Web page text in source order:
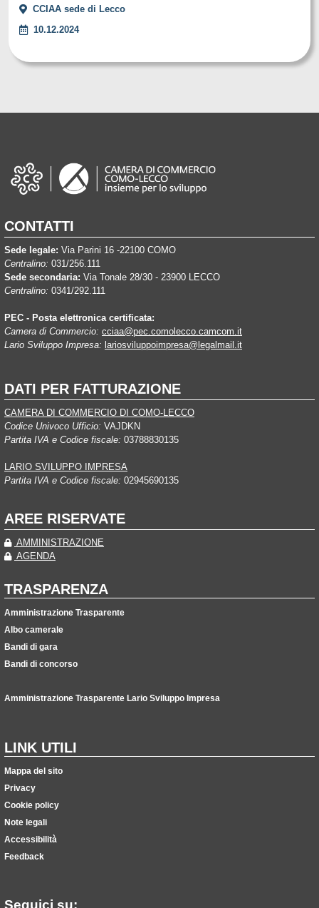
CCIAA sede di Lecco
10.12.2024
CONTATTI
Sede legale: Via Parini 16 -22100 COMO
Centralino: 031/256.111
Sede secondaria: Via Tonale 28/30 - 23900 LECCO
Centralino: 0341/292.111
PEC - Posta elettronica certificata:
Camera di Commercio: cciaa@pec.comolecco.camcom.it
Lario Sviluppo Impresa: lariosviluppoimpresa@legalmail.it
DATI PER FATTURAZIONE
CAMERA DI COMMERCIO DI COMO-LECCO
Codice Univoco Ufficio: VAJDKN
Partita IVA e Codice fiscale: 03788830135
LARIO SVILUPPO IMPRESA
Partita IVA e Codice fiscale: 02945690135
AREE RISERVATE
AMMINISTRAZIONE
AGENDA
TRASPARENZA
Amministrazione Trasparente
Albo camerale
Bandi di gara
Bandi di concorso
Amministrazione Trasparente Lario Sviluppo Impresa
LINK UTILI
Mappa del sito
Privacy
Cookie policy
Note legali
Accessibilità
Feedback
Seguici su: